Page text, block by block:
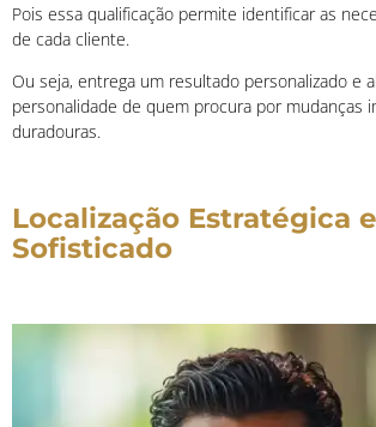
Pois essa qualificação permite identificar as
de cada cliente.
Ou seja, entrega um resultado personalizado e
personalidade de quem procura por mudanças
duradouras.
Localização Estratégica
Sofisticado